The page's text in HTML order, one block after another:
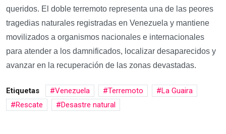
queridos. El doble terremoto representa una de las peores
tragedias naturales registradas en Venezuela y mantiene
movilizados a organismos nacionales e internacionales
para atender a los damnificados, localizar desaparecidos y
avanzar en la recuperación de las zonas devastadas.
Etiquetas Venezuela Terremoto
La Guaira
Rescate
Desastre natural